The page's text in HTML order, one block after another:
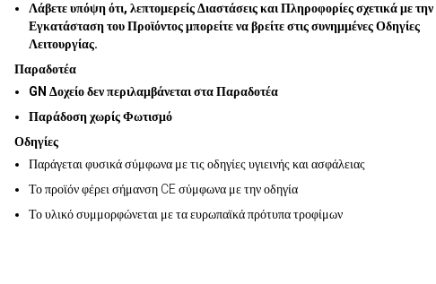
Λάβετε υπόψη ότι, λεπτομερείς Διαστάσεις και Πληροφορίες σχετικά με την
Εγκατάσταση του Προϊόντος μπορείτε να βρείτε στις συνημμένες Οδηγίες
Λειτουργίας.
Παραδοτέα
GN Δοχείο δεν περιλαμβάνεται στα Παραδοτέα
Παράδοση χωρίς Φωτισμό
Οδηγίες
Παράγεται φυσικά σύμφωνα με τις οδηγίες υγιεινής και ασφάλειας
Το προϊόν φέρει σήμανση CE σύμφωνα με την οδηγία
Το υλικό συμμορφώνεται με τα ευρωπαϊκά πρότυπα τροφίμων